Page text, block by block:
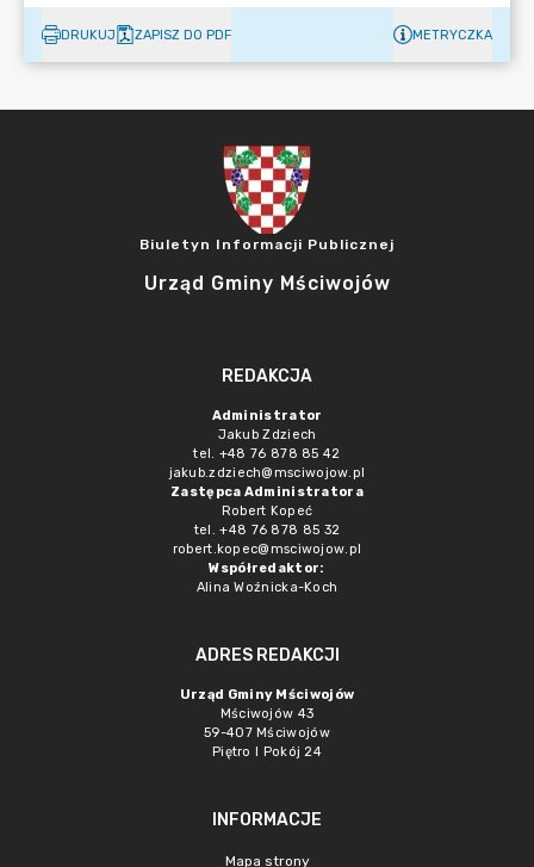
DRUKUJ ZAPISZ DO PDF METRYCZKA
Biuletyn Informacji Publicznej
Urząd Gminy Mściwojów
REDAKCJA
Administrator
Jakub Zdziech
tel. +48 76 878 85 42
jakub.zdziech@msciwojow.pl
Zastępca Administratora
Robert Kopeć
tel. +48 76 878 85 32
robert.kopec@msciwojow.pl
Współredaktor:
Alina Woźnicka-Koch
ADRES REDAKCJI
Urząd Gminy Mściwojów
Mściwojów 43
59-407 Mściwojów
Piętro I Pokój 24
INFORMACJE
Mapa strony